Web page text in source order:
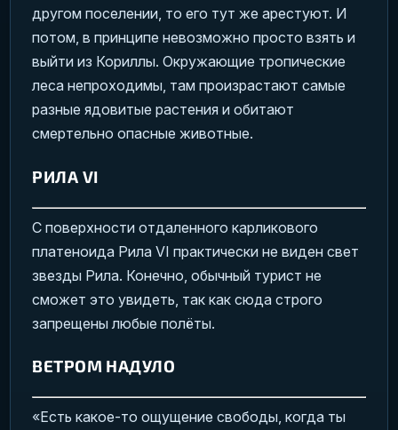
другом поселении, то его тут же арестуют. И
потом, в принципе невозможно просто взять и
выйти из Кориллы. Окружающие тропические
леса непроходимы, там произрастают самые
разные ядовитые растения и обитают
смертельно опасные животные.
РИЛА VI
С поверхности отдаленного карликового
платеноида Рила VI практически не виден свет
звезды Рила. Конечно, обычный турист не
сможет это увидеть, так как сюда строго
запрещены любые полёты.
ВЕТРОМ НАДУЛО
«Есть какое-то ощущение свободы, когда ты